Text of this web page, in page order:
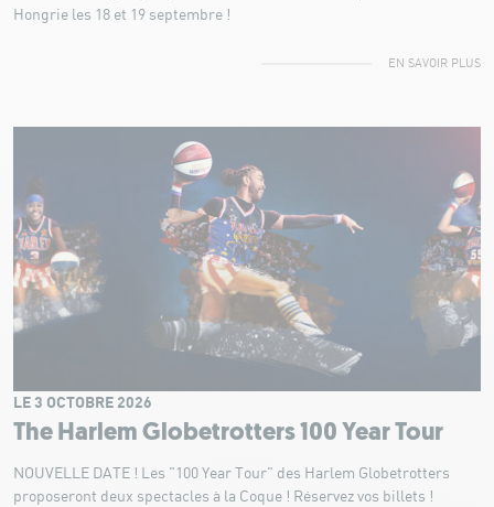
Hongrie les 18 et 19 septembre !
EN SAVOIR PLUS
LE 3 OCTOBRE 2026
The Harlem Globetrotters 100 Year Tour
NOUVELLE DATE ! Les "100 Year Tour" des Harlem Globetrotters
proposeront deux spectacles à la Coque ! Réservez vos billets !